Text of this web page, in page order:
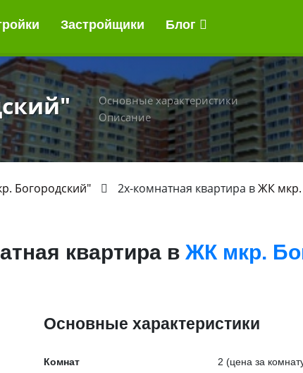
Застройщики Блог
Основные характеристики
Описание
Богородский" 2х-комнатная квартира вЖК мкр.
квартира в ЖК мкр.
Основные характеристики
Комнат 2 (цена за